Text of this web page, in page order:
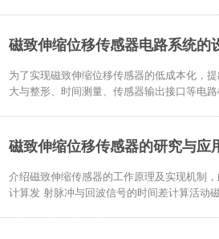
磁致伸缩位移传感器电路系统的
为了实现磁致伸缩位移传感器的低成本化，
大与整形、时间测量、传感器输出接口等电路
磁致伸缩位移传感器的研究与应
介绍磁致伸缩传感器的工作原理及实现机制
计算发 射脉冲与回波信号的时间差计算活动